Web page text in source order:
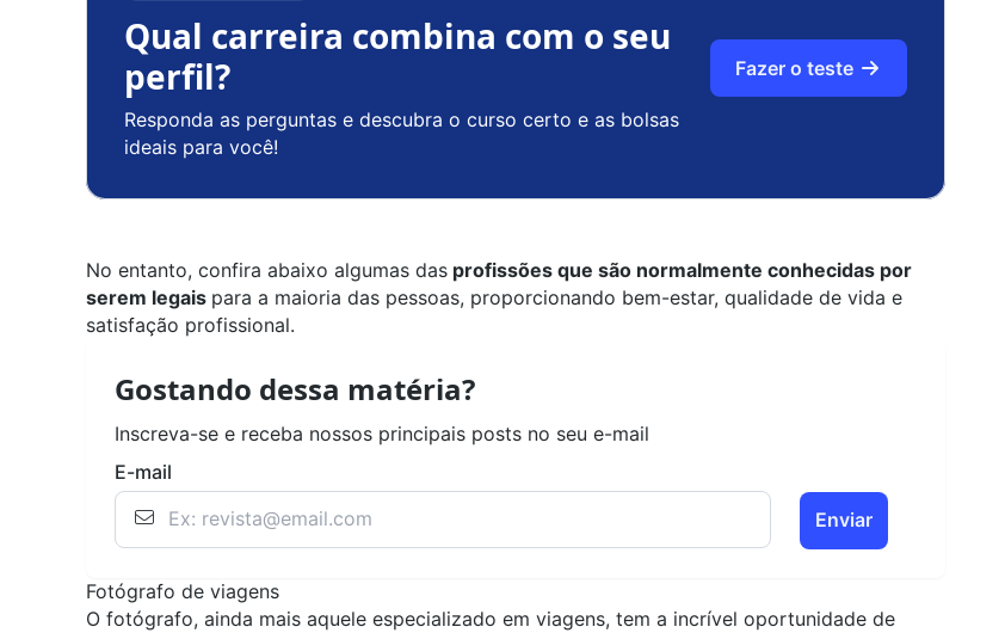
Qual carreira combina com o seu
perfil?
Responda as perguntas e descubra o curso certo e as bolsas
ideais para você!
Fazer o teste
No entanto, confira abaixo algumas das profissões que são normalmente conhecidas por
serem legais para a maioria das pessoas, proporcionando bem-estar, qualidade de vida e
satisfação profissional.
Gostando dessa matéria?
Inscreva-se e receba nossos principais posts no seu e-mail
E-mail
Enviar
Fotógrafo de viagens
O fotógrafo, ainda mais aquele especializado em viagens, tem a incrível oportunidade de